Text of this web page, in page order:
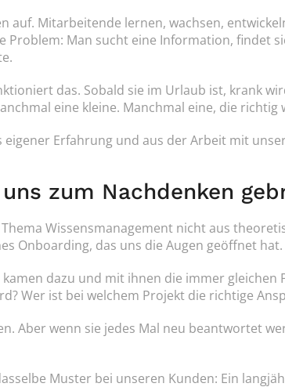
auf. Mitarbeitende lernen, wachsen,
Problem: Man sucht eine Information, findet
das. Sobald sie im Urlaub ist, krank
eine kleine. Manchmal eine, die richtig
eigener Erfahrung und aus der Arbeit mit
zum Nachdenken
Wissensmanagement nicht aus
Onboarding, das uns die Augen geöffnet hat.
dazu und mit ihnen die immer gleichen
Wer ist bei welchem Projekt die richtige
Aber wenn sie jedes Mal neu beantwortet
Muster bei unseren Kunden: Ein